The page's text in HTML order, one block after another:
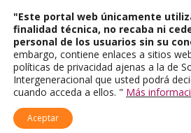
"Este portal web únicamente
finalidad técnica, no recaba ni
personal de los usuarios sin su
embargo, contiene enlaces a sitios
políticas de privacidad ajenas a la de
Intergeneracional que usted podrá
cuando acceda a ellos. " Más
Aceptar